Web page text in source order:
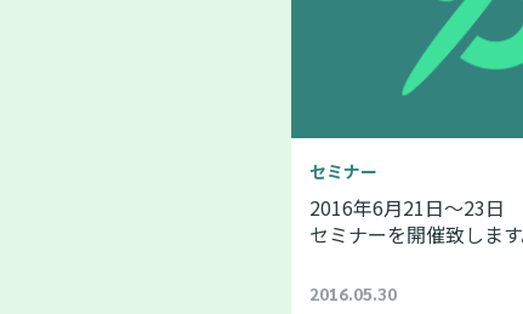
セミナー
2016年6月21日～23日
セミナーを開催致します
2016.05.30